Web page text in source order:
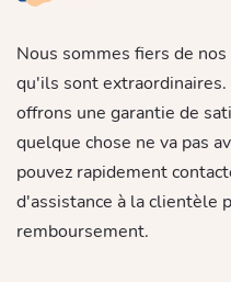
Nous sommes fiers de
qu'ils sont
offrons une garantie de
quelque chose ne va pas
pouvez rapidement
d'assistance à la clientèle
remboursement.